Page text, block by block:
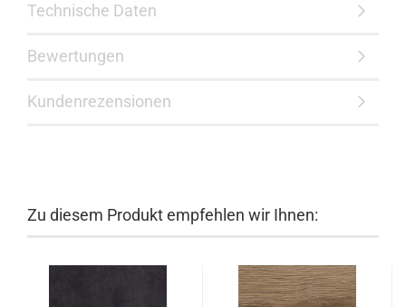
Technische Daten
Bewertungen
Kundenrezensionen
Zu diesem Produkt empfehlen wir Ihnen: